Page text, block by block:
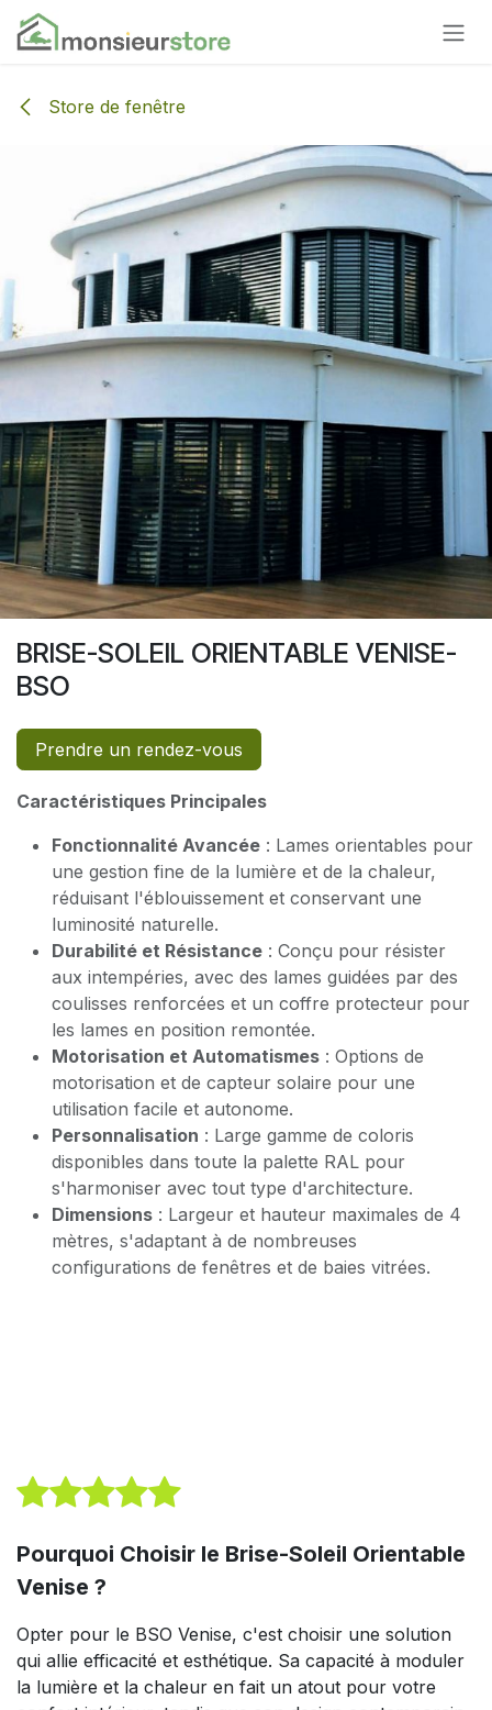
Se rendre au contenu
Store de fenêtre
BRISE-SOLEIL ORIENTABLE VENISE-
BSO
Prendre un rendez-vous
Caractéristiques Principales
Fonctionnalité Avancée : Lames orientables pour
une gestion fine de la lumière et de la chaleur,
réduisant l'éblouissement et conservant une
luminosité naturelle.
Durabilité et Résistance : Conçu pour résister
aux intempéries, avec des lames guidées par des
coulisses renforcées et un coffre protecteur pour
les lames en position remontée.
Motorisation et Automatismes : Options de
motorisation et de capteur solaire pour une
utilisation facile et autonome.
Personnalisation : Large gamme de coloris
disponibles dans toute la palette RAL pour
s'harmoniser avec tout type d'architecture.
Dimensions : Largeur et hauteur maximales de 4
mètres, s'adaptant à de nombreuses
configurations de fenêtres et de baies vitrées.
Pourquoi Choisir le Brise-Soleil Orientable
Venise ?
Opter pour le BSO Venise, c'est choisir une solution
qui allie efficacité et esthétique. Sa capacité à moduler
la lumière et la chaleur en fait un atout pour votre